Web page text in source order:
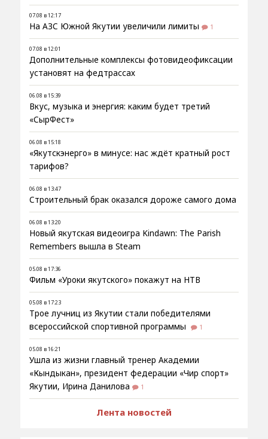
07.08 в 12:17
На АЗС Южной Якутии увеличили лимиты 1
07.08 в 12:01
Дополнительные комплексы фотовидеофиксации
установят на федтрассах
06.08 в 15:39
Вкус, музыка и энергия: каким будет третий
«СырФест»
06.08 в 15:18
«Якутскэнерго» в минусе: нас ждёт кратный рост
тарифов?
06.08 в 13:47
Строительный брак оказался дороже самого дома
06.08 в 13:20
Новый якутская видеоигра Kindawn: The Parish
Remembers вышла в Steam
05.08 в 17:36
Фильм «Уроки якутского» покажут на НТВ
05.08 в 17:23
Трое лучниц из Якутии стали победителями
всероссийской спортивной программы
1
05.08 в 16:21
Ушла из жизни главный тренер Академии
«Кындыкан», президент федерации «Чир спорт»
Якутии, Ирина Данилова
1
Лента новостей